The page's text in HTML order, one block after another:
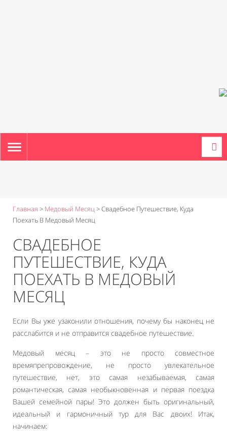
TOGGLE
NAVIGATION
Главная > Медовый Месяц>Свадебное Путешествие, Куда
Поехать В Медовый Месяц
СВАДЕБНОЕ
ПУТЕШЕСТВИЕ, КУДА
ПОЕХАТЬ В МЕДОВЫЙ
МЕСЯЦ
Если Вы уже узаконили отношения, почему бы наконец не
расслабится и не отправится свадебное путешествие.
Медовый месяц – это не просто совместное
времяпрепровождение, не просто увлекательное
путешествие, нет, это самая незабываемая, самая
романтическая, самая необыкновенная и первая поездка
Вашей семейной пары! Это должен быть оригинальный,
идеальный и гармоничный тур для Вас двоих! Итак,
начинаем: